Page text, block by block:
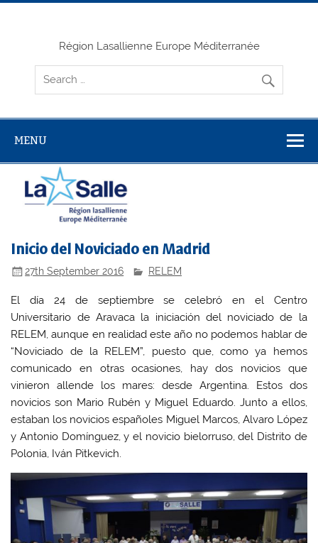
Skip
Région Lasallienne Europe Méditerranée
MENU
Inicio del Noviciado en Madrid
27th September 2016 RELEM
El día 24 de septiembre se celebró en el Centro
Universitario de Aravaca la iniciación del noviciado de la
RELEM, aunque en realidad este año no podemos hablar de
“Noviciado de la RELEM”, puesto que, como ya hemos
comunicado en otras ocasiones, hay dos novicios que
vinieron allende los mares: desde Argentina. Estos dos
novicios son Mario Rubén y Miguel Eduardo. Junto a ellos,
estaban los novicios españoles Miguel Marcos, Alvaro López
y Antonio Domínguez, y el novicio bielorruso, del Distrito de
Polonia, Iván Pitkevich.